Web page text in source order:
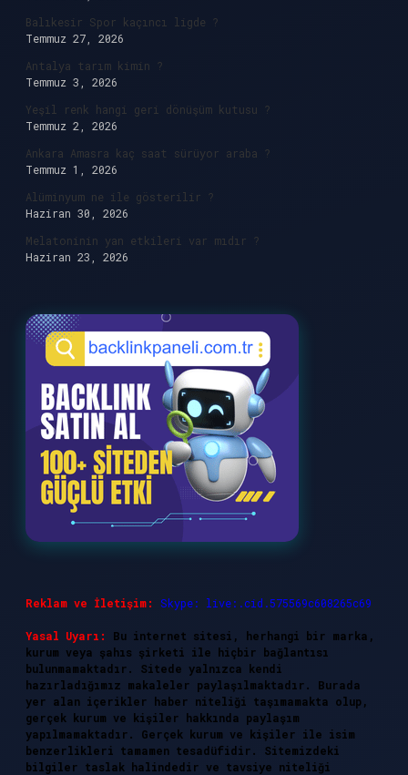
Balıkesir Spor kaçıncı ligde ?
Temmuz 27, 2026
Antalya tarım kimin ?
Temmuz 3, 2026
Yeşil renk hangi geri dönüşüm kutusu ?
Temmuz 2, 2026
Ankara Amasra kaç saat sürüyor araba ?
Temmuz 1, 2026
Alüminyum ne ile gösterilir ?
Haziran 30, 2026
Melatoninin yan etkileri var mıdır ?
Haziran 23, 2026
Reklam ve İletişim: Skype: live:.cid.575569c608265c69
Yasal Uyarı:
Bu internet sitesi, herhangi bir marka,
kurum veya şahıs şirketi ile hiçbir bağlantısı
bulunmamaktadır. Sitede yalnızca kendi
hazırladığımız makaleler paylaşılmaktadır. Burada
yer alan içerikler haber niteliği taşımamakta olup,
gerçek kurum ve kişiler hakkında paylaşım
yapılmamaktadır. Gerçek kurum ve kişiler ile isim
benzerlikleri tamamen tesadüfidir. Sitemizdeki
bilgiler taslak halindedir ve tavsiye niteliği